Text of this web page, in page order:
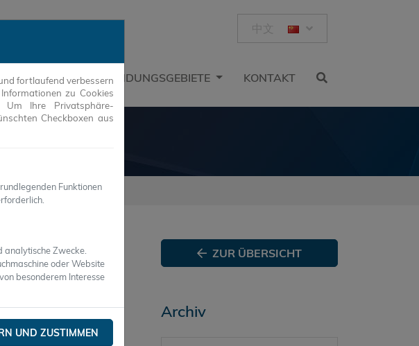
fortlaufend verbessern
zu Cookies
. Um Ihre Privatsphäre-
Checkboxen aus
Funktionen
Zwecke.
oder Website
besonderem Interesse
UND ZUSTIMMEN
ANWENDUNGSGEBIETE KONTAKT
中文
Energie-
und
ZUR ÜBERSICHT
Archiv